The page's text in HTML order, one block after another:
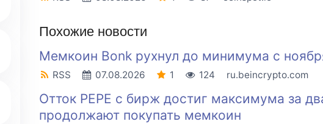
Похожие новости
Мемкоин Bonk рухнул до минимума с
RSS 07.08.2026 1 124 ru.beincrypto.com
Отток PEPE с бирж достиг максимума за
продолжают покупать мемкоин